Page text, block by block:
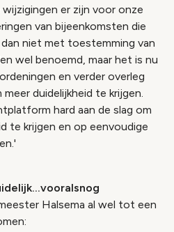
er zijn voor onze
van bijeenkomsten die
niet met toestemming van
wel benoemd, maar het is nu
en verder overleg
meer duidelijkheid te krijgen.
hard aan de slag om
te krijgen en op eenvoudige
Halsema al wel tot een